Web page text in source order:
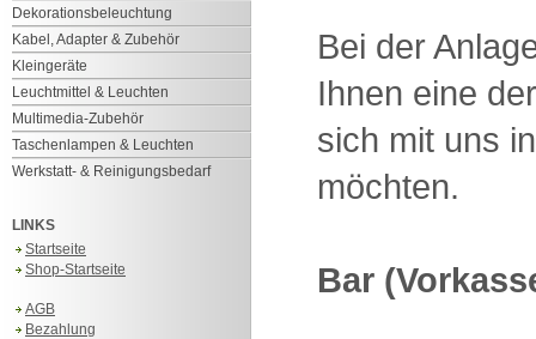
Dekorationsbeleuchtung
Kabel, Adapter & Zubehör
Kleingeräte
Leuchtmittel & Leuchten
Multimedia-Zubehör
Taschenlampen & Leuchten
Werkstatt- & Reinigungsbedarf
LINKS
Startseite
Shop-Startseite
AGB
Bezahlung
Bei der
Ihnen eine
sich mit uns
möchten.
Bar